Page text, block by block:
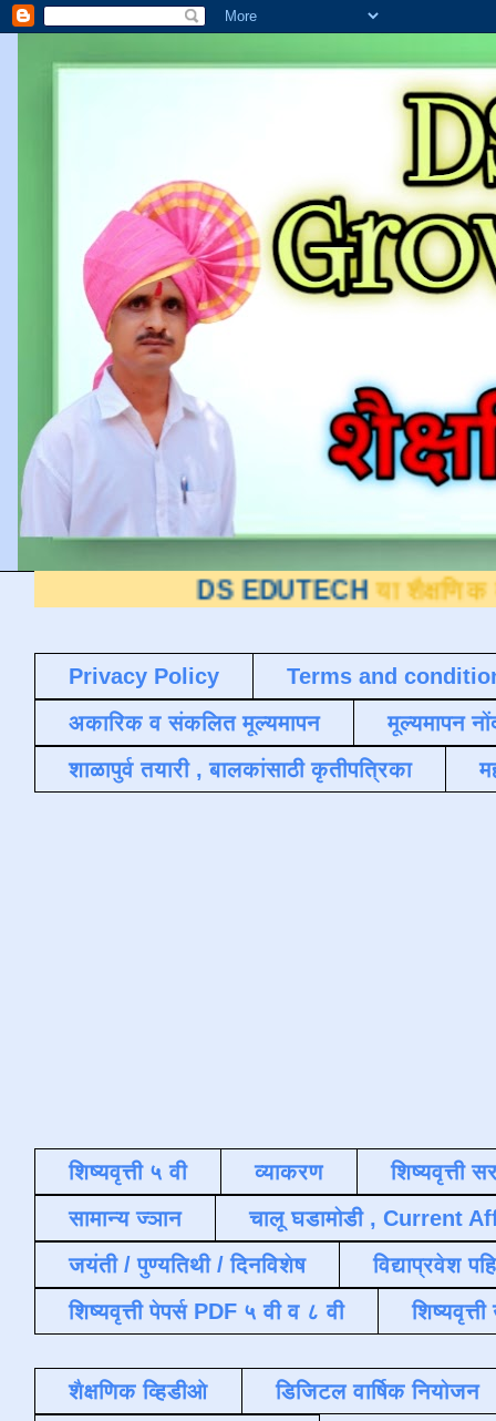
DS EDUTECH या शैक्षणिक ब्लॉगवर आपले
Privacy Policy
Terms and
अकारिक व संकलित मूल्यमापन
मूल्यमापन
शाळापुर्व तयारी , बालकांसाठी कृतीपत्रिका
शिष्यवृत्ती ५ वी व्याकरण
शिष्यवृत्ती
सामान्य ज्ञान
चालू घडामोडी , Current
जयंती / पुण्यतिथी / दिनविशेष
विद्याप्रवेश
शिष्यवृत्ती पेपर्स PDF ५ वी व ८ वी
शैक्षणिक व्हिडीओ
डिजिटल वार्षिक नियोजन